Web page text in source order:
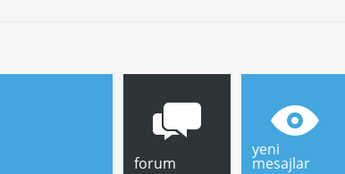
forum
yeni
mesajlar